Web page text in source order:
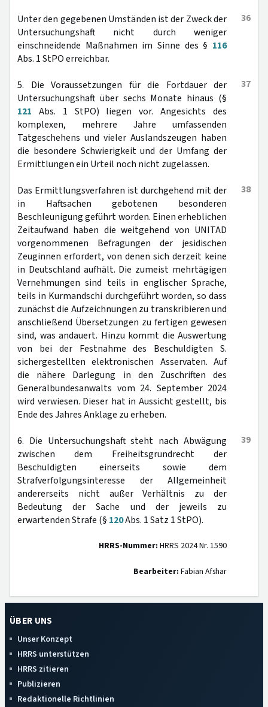
36
Unter den gegebenen Umständen ist der Zweck der
Untersuchungshaft nicht durch weniger
einschneidende Maßnahmen im Sinne des § 116
Abs. 1 StPO erreichbar.
37
5. Die Voraussetzungen für die Fortdauer der
Untersuchungshaft über sechs Monate hinaus (§
121 Abs. 1 StPO) liegen vor. Angesichts des
komplexen, mehrere Jahre umfassenden
Tatgeschehens und vieler Auslandszeugen haben
die besondere Schwierigkeit und der Umfang der
Ermittlungen ein Urteil noch nicht zugelassen.
38
Das Ermittlungsverfahren ist durchgehend mit der
in Haftsachen gebotenen besonderen
Beschleunigung geführt worden. Einen erheblichen
Zeitaufwand haben die weitgehend von UNITAD
vorgenommenen Befragungen der jesidischen
Zeuginnen erfordert, von denen sich derzeit keine
in Deutschland aufhält. Die zumeist mehrtägigen
Vernehmungen sind teils in englischer Sprache,
teils in Kurmandschi durchgeführt worden, so dass
zunächst die Aufzeichnungen zu transkribieren und
anschließend Übersetzungen zu fertigen gewesen
sind, was andauert. Hinzu kommt die Auswertung
von bei der Festnahme des Beschuldigten S.
sichergestellten elektronischen Asservaten. Auf
die nähere Darlegung in den Zuschriften des
Generalbundesanwalts vom 24. September 2024
wird verwiesen. Dieser hat in Aussicht gestellt, bis
Ende des Jahres Anklage zu erheben.
39
6. Die Untersuchungshaft steht nach Abwägung
zwischen dem Freiheitsgrundrecht der
Beschuldigten einerseits sowie dem
Strafverfolgungsinteresse der Allgemeinheit
andererseits nicht außer Verhältnis zu der
Bedeutung der Sache und der jeweils zu
erwartenden Strafe (§ 120Abs. 1 Satz 1 StPO).
HRRS-Nummer: HRRS 2024 Nr. 1590
Bearbeiter: Fabian Afshar
ÜBER UNS
Unser Konzept
HRRS unterstützen
HRRS zitieren
Publizieren
Redaktionelle Richtlinien